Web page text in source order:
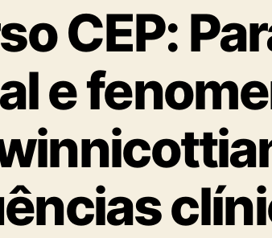
CEP:
e